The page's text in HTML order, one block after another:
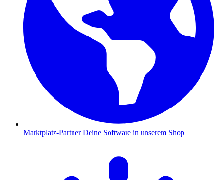
Marktplatz-Partner Deine Software in unserem Shop